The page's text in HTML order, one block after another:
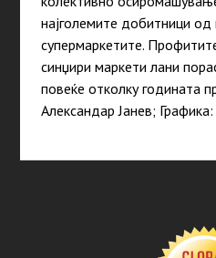
најголемите добитници од
супермаркетите.
синџири маркети лани
повеќе отколку годината
Александар Јанев;